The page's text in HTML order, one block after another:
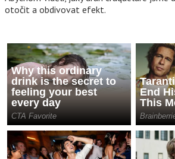
otočit a obdivovat efekt.